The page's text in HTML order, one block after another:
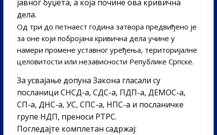
јавног буџета, а која почине ова кривична
дела.
Од три до петнаест година затвора предвиђено је
за оне који побројана кривична дела учине у
намери промене уставног уређења, територијалне
целовитости или независности Републике Српске.
За усвајање допуна Закона гласали су
посланици СНСД-а, СДС-а, ПДП-а, ДЕМОС-а,
СП-а, ДНС-а, УС, СПС-а, НПС-а и посланичке
групе НДП, преноси РТРС.
Погледајте комплетан садржај: